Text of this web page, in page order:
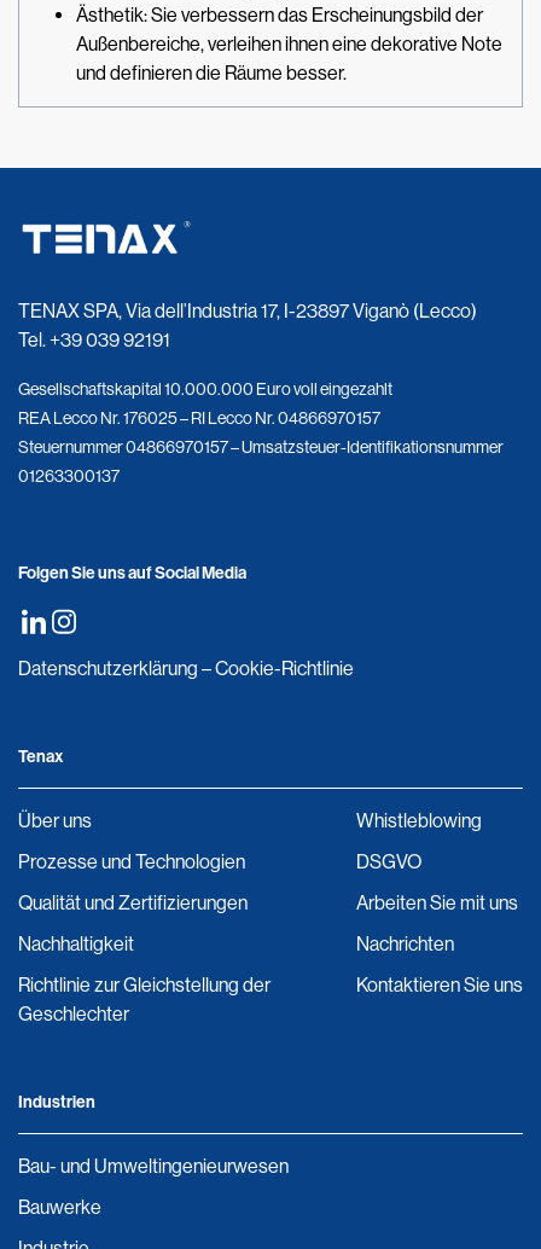
Ästhetik: Sie verbessern das Erscheinungsbild der
Außenbereiche, verleihen ihnen eine dekorative Note
und definieren die Räume besser.
TENAX SPA, Via dell’Industria 17, I-23897 Viganò (Lecco)
Tel.+39 039 92191
Gesellschaftskapital 10.000.000 Euro voll eingezahlt
REA Lecco Nr. 176025 – RI Lecco Nr. 04866970157
Steuernummer 04866970157 – Umsatzsteuer-Identifikationsnummer
01263300137
Folgen Sie uns auf Social Media
Datenschutzerklärung –Cookie-Richtlinie
Tenax
Über uns
Prozesse und Technologien
Qualität und Zertifizierungen
Nachhaltigkeit
Richtlinie zur Gleichstellung der
Geschlechter
Whistleblowing
DSGVO
Arbeiten Sie mit uns
Nachrichten
Kontaktieren Sie uns
Industrien
Bau- und Umweltingenieurwesen
Bauwerke